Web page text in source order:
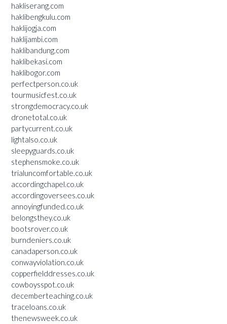
hakliserang.com
haklibengkulu.com
haklijogja.com
haklijambi.com
haklibandung.com
haklibekasi.com
haklibogor.com
perfectperson.co.uk
tourmusicfest.co.uk
strongdemocracy.co.uk
dronetotal.co.uk
partycurrent.co.uk
lightalso.co.uk
sleepyguards.co.uk
stephensmoke.co.uk
trialuncomfortable.co.uk
accordingchapel.co.uk
accordingoversees.co.uk
annoyingfunded.co.uk
belongsthey.co.uk
bootsrover.co.uk
burndeniers.co.uk
canadaperson.co.uk
conwayviolation.co.uk
copperfielddresses.co.uk
cowboysspot.co.uk
decemberteaching.co.uk
traceloans.co.uk
thenewsweek.co.uk